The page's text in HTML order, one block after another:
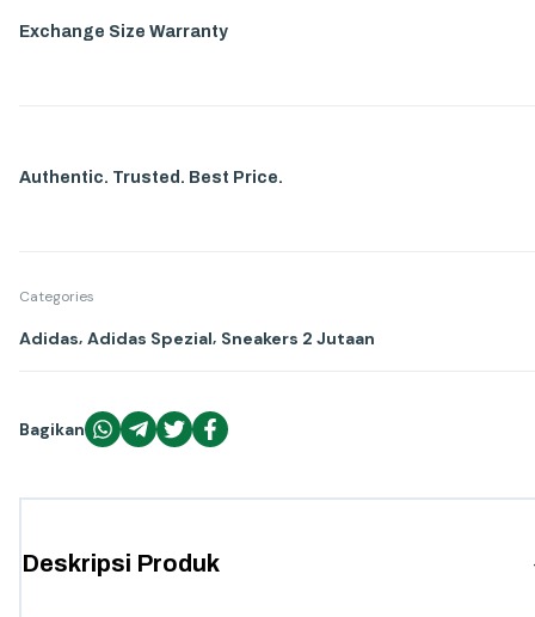
Exchange Size Warranty
Authentic. Trusted. Best Price.
Categories
Adidas, Adidas Spezial, Sneakers 2 Jutaan
Bagikan
Deskripsi Produk